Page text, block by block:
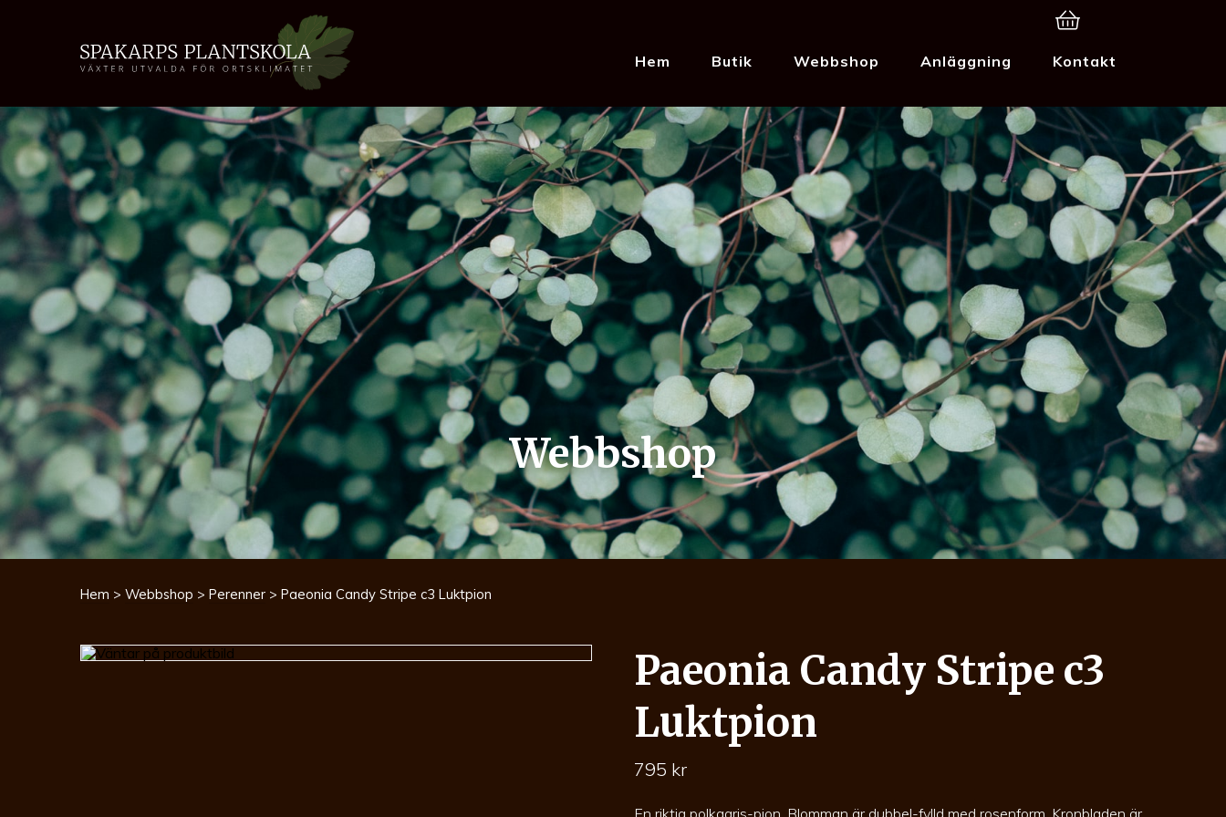
Hem Butik Webbshop Anläggning Kontakt
Webbshop
Hem > Webbshop > Perenner > Paeonia Candy Stripe c3 Luktpion
Paeonia Candy Stripe c3
Luktpion
795 kr
En riktig polkagris-pion. Blomman är dubbel-fylld med rosenform. Kronbladen är